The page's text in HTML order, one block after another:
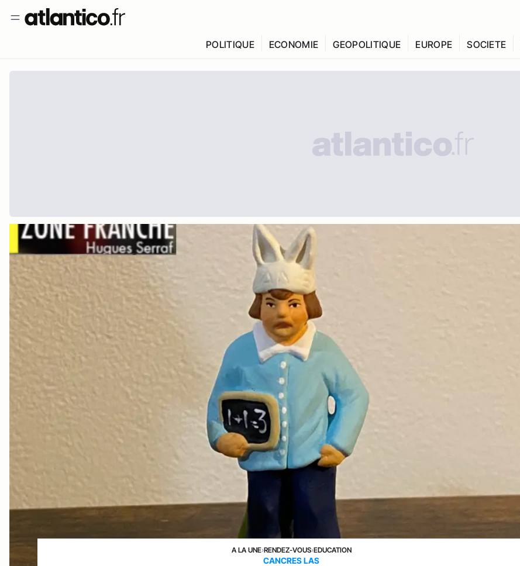
POLITIQUE ECONOMIE GEOPOLITIQUE EUROPE SOCIETE
A LA UNE›RENDEZ-VOUS›EDUCATION
CANCRES LAS